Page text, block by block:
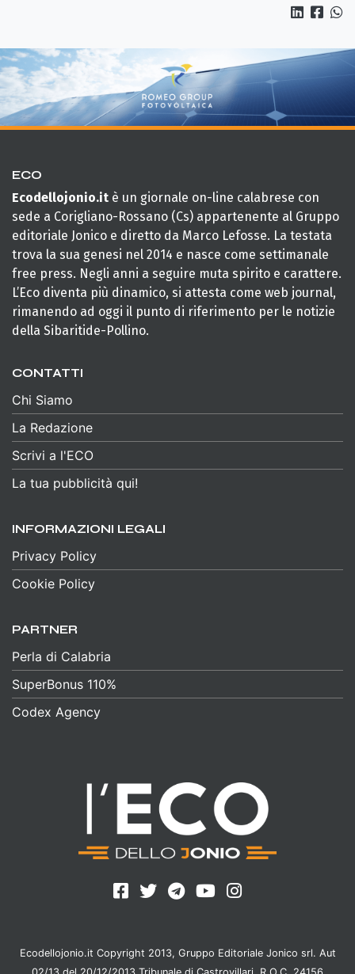
ECO
Ecodellojonio.it è un giornale on-line calabrese con
sede a Corigliano-Rossano (Cs) appartenente al Gruppo
editoriale Jonico e diretto da Marco Lefosse. La testata
trova la sua genesi nel 2014 e nasce come settimanale
free press. Negli anni a seguire muta spirito e carattere.
L’Eco diventa più dinamico, si attesta come web journal,
rimanendo ad oggi il punto di riferimento per le notizie
della Sibaritide-Pollino.
CONTATTI
Chi Siamo
La Redazione
Scrivi a l'ECO
La tua pubblicità qui!
INFORMAZIONI LEGALI
Privacy Policy
Cookie Policy
PARTNER
Perla di Calabria
SuperBonus 110%
Codex Agency
Ecodellojonio.it Copyright 2013, Gruppo Editoriale Jonico srl. Aut